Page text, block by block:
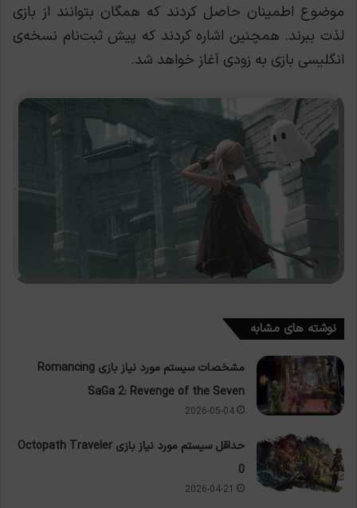
موضوع اطمینان حاصل کردند که همگان بتوانند از بازی
لذت ببرند. همچنين اشاره کردند که پیش ثبت‌نام نسخه‌ی
انگلیسی بازی به زودی آغاز خواهد شد.
نوشته های مشابه
مشخصات سیستم مورد نیاز بازی Romancing
SaGa 2: Revenge of the Seven
2026-05-04
حداقل سیستم مورد نیاز بازی Octopath Traveler
0
2026-04-21